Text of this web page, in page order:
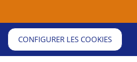
CONFIGURER LES COOKIES